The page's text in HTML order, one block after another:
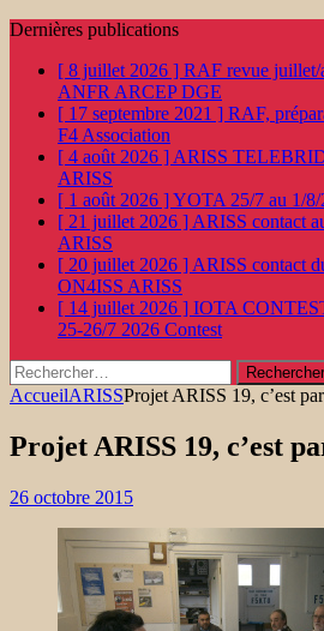
Dernières publications
[ 8 juillet 2026 ] RAF revue juillet/
ANFR ARCEP DGE
[ 17 septembre 2021 ] RAF,
F4 Association
[ 4 août 2026 ] ARISS
ARISS
[ 1 août 2026 ]YOTA 25/7 au 1/8/
[ 21 juillet 2026 ] ARISS contact
ARISS
[ 20 juillet 2026 ] ARISS contact
ON4ISS ARISS
[ 14 juillet 2026 ] IOTA
25-26/7 2026 Contest
Rechercher :
AccueilARISSProjet ARISS 19, c’est
Projet ARISS 19, c’est
26 octobre 2015